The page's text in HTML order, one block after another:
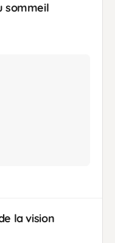
sommeil
la vision